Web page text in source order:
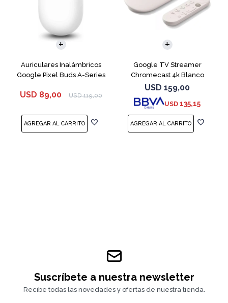
Auriculares Inalámbricos
Google Pixel Buds A-Series
USD 89,00 USD 119,00
Google TV Streamer
Chromecast 4k Blanco
USD 159,00
USD 135,15
Suscríbete a nuestra newsletter
Recibe todas las novedades y ofertas de nuestra tienda.